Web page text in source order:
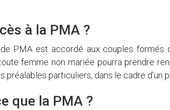
à la PMA ?
PMA est accordé aux couples formés
femme non mariée pourra prendre
préalables particuliers, dans le cadre d’un
que la PMA ?